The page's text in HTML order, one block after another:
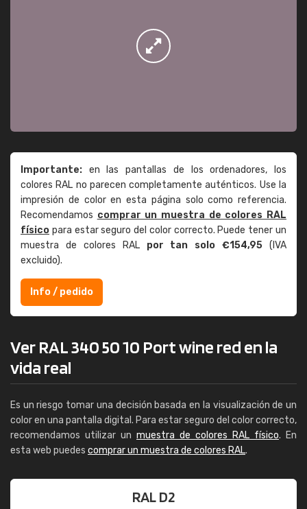
Importante: en las pantallas de los ordenadores, los
colores RAL no parecen completamente auténticos. Use la
impresión de color en esta página solo como referencia.
Recomendamos comprar un muestra de colores RAL
físico para estar seguro del color correcto. Puede tener un
muestra de colores RAL por tan solo €154,95 (IVA
excluido).
Info / pedido
Ver RAL 340 50 10 Port wine red en la
vida real
Es un riesgo tomar una decisión basada en la visualización de un
color en una pantalla digital. Para estar seguro del color correcto,
recomendamos utilizar un muestra de colores RAL físico. En
esta web puedes comprar un muestra de colores RAL.
RAL D2